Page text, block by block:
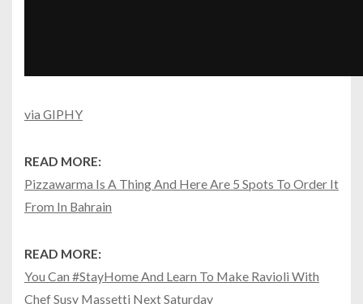
via GIPHY
READ MORE:
Pizzawarma Is A Thing And Here Are 5 Spots To Order It
From In Bahrain
READ MORE:
You Can #StayHome And Learn To Make Ravioli With
Chef Susy Massetti Next Saturday